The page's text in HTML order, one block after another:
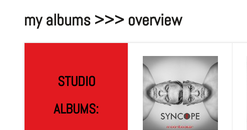
my albums >>> overview
STUDIO
ALBUMS: